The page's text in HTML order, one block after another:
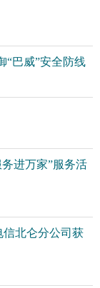
“巴威”安全防线
进万家”服务活
信北仑分公司获